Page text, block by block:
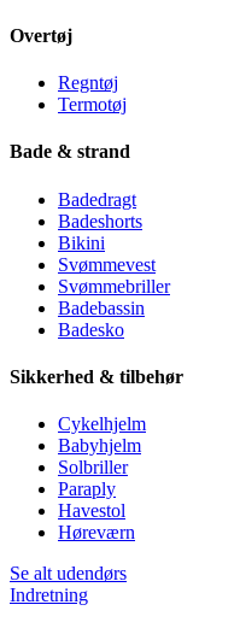
Overtøj
Regntøj
Termotøj
Bade & strand
Badedragt
Badeshorts
Bikini
Svømmevest
Svømmebriller
Badebassin
Badesko
Sikkerhed & tilbehør
Cykelhjelm
Babyhjelm
Solbriller
Paraply
Havestol
Høreværn
Se alt udendørs
Indretning